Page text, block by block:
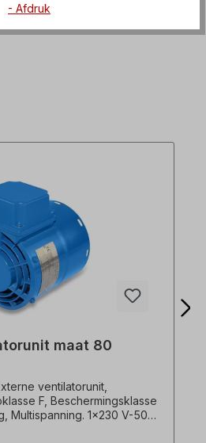
maat 80
ventilatorunit,
F, Beschermingsklasse
Multispanning. 1x230 V-50
- Afdruk